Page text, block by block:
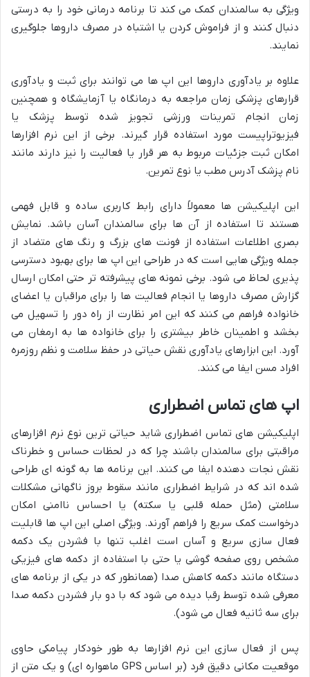
ویژگی به سالمندان کمک می کند تا برنامه درمانی خود را به درستی
دنبال کنند و از فراموش کردن یا اشتباه در مصرف داروها جلوگیری
نمایند.
علاوه بر یادآوری داروها این اپ ها می توانند برای ثبت و یادآوری
قرارهای پزشکی زمان مراجعه به درمانگاه یا آزمایشگاه و همچنین
زمان انجام تمرینات ورزشی تجویز شده توسط پزشک یا
فیزیوتراپیست مورد استفاده قرار گیرند. برخی از این نرم افزارها
امکان ثبت جزئیات مربوط به هر قرار یا فعالیت را نیز دارند مانند
نام پزشک آدرس مطب یا نوع تمرین.
این اپلیکیشن ها معمولاً دارای رابط کاربری ساده و قابل فهمی
هستند تا استفاده از آن ها برای سالمندان آسان باشد. نمایش
بصری اطلاعات استفاده از فونت های بزرگ و رنگ های متضاد از
جمله ویژگی هایی است که در طراحی این اپ ها برای بهبود دسترسی
پذیری لحاظ می شود. برخی نمونه های پیشرفته تر حتی امکان ارسال
گزارش مصرف داروها یا انجام فعالیت ها را برای مراقبان یا اعضای
خانواده فراهم می کنند که این امر نظارت از راه دور را تسهیل می
بخشد و اطمینان خاطر بیشتری را برای خانواده ها به ارمغان می
آورد. این ابزارهای یادآوری نقش حیاتی در حفظ سلامت و نظم روزمره
افراد مسن ایفا می کنند.
اپ های تماس اضطراری
اپلیکیشن های تماس اضطراری شاید حیاتی ترین نوع نرم افزارهای
مراقبتی برای سالمندان باشند چرا که در لحظات حساس و خطرناک
نقش نجات دهنده ایفا می کنند. این برنامه ها به گونه ای طراحی
شده اند که در شرایط اضطراری مانند سقوط بروز ناگهانی مشکلات
سلامتی (مثل حمله قلبی یا سکته) یا احساس ناامنی امکان
درخواست کمک سریع را فراهم آورند. ویژگی اصلی این اپ ها قابلیت
فعال سازی سریع و آسان است اغلب تنها با فشردن یک دکمه
مشخص روی صفحه گوشی یا حتی با استفاده از دکمه های فیزیکی
دستگاه مانند دکمه کاهش صدا (همانطور که در یکی از برنامه های
معرفی شده توسط رقبا دیده می شود که با دو بار فشردن دکمه صدا
برای سه ثانیه فعال می شود).
پس از فعال سازی این نرم افزارها به طور خودکار پیامکی حاوی
موقعیت مکانی دقیق فرد (بر اساس GPS ماهواره ای) و یک متن از